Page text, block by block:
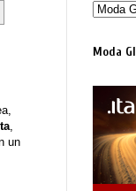
,
un
Moda